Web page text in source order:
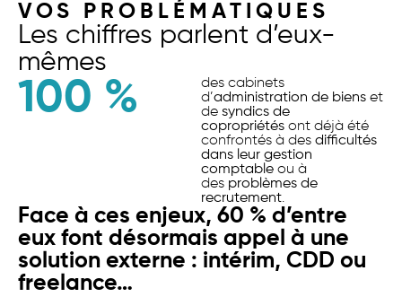
VOS PROBLÉMATIQUES
Les chiffres parlent d’eux-
mêmes
100 %
des cabinets
d’administration de biens et
de syndics de
copropriétés ont déjà été
confrontés à des difficultés
dans leur gestion
comptable ou à
des problèmes de
recrutement.
Face à ces enjeux, 60 % d’entre
eux font désormais appel à une
solution externe : intérim, CDD ou
freelance…